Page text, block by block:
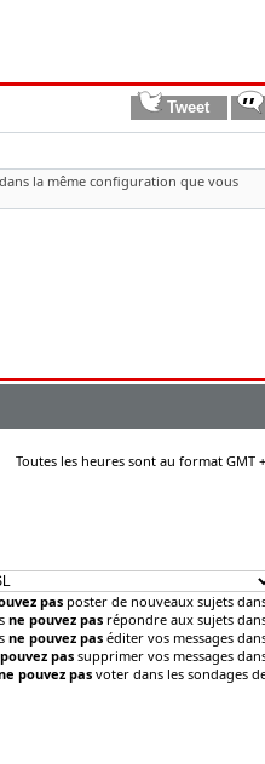
la même configuration que vous
Toutes les heures sont au format GMT
pas poster de nouveaux sujets
ne pouvez pas répondre aux sujets
ne pouvez pas éditer vos messages
passupprimer vos messages
pouvez pas voter dans les sondages